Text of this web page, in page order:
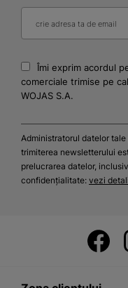
Îmi exprim acordul
comerciale trimise pe
WOJAS S.A.
Administratorul datelor
trimiterea newsletterului
prelucrarea datelor,
confidențialitate: vezi